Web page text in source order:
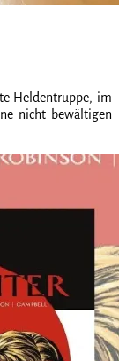
Heldentruppe, im
nicht bewältigen